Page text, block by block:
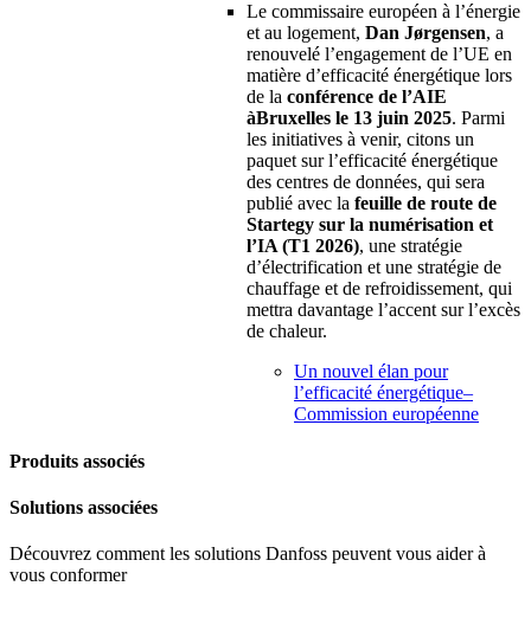
Le commissaire européen à l’énergie
et au logement, Dan Jørgensen, a
renouvelé l’engagement de l’UE en
matière d’efficacité énergétique lors
de la conférence de l’AIE
àBruxelles le 13 juin 2025. Parmi
les initiatives à venir, citons un
paquet sur l’efficacité énergétique
des centres de données, qui sera
publié avec la feuille de route de
Startegy sur la numérisation et
l’IA (T1 2026), une stratégie
d’électrification et une stratégie de
chauffage et de refroidissement, qui
mettra davantage l’accent sur l’excès
de chaleur.
Un nouvel élan pour
l’efficacité énergétique–
Commission européenne
Produits associés
Solutions associées
Découvrez comment les solutions Danfoss peuvent vous aider à
vous conformer